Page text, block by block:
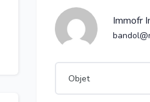
Immofr